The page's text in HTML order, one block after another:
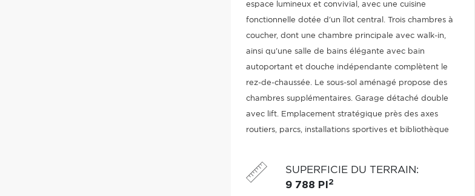
espace lumineux et convivial, avec une cuisine
fonctionnelle dotée d'un îlot central. Trois chambres à
coucher, dont une chambre principale avec walk-in,
ainsi qu'une salle de bains élégante avec bain
autoportant et douche indépendante complètent le
rez-de-chaussée. Le sous-sol aménagé propose des
chambres supplémentaires. Garage détaché double
avec lift. Emplacement stratégique près des axes
routiers, parcs, installations sportives et bibliothèque
SUPERFICIE DU TERRAIN:
9 788 PI 2